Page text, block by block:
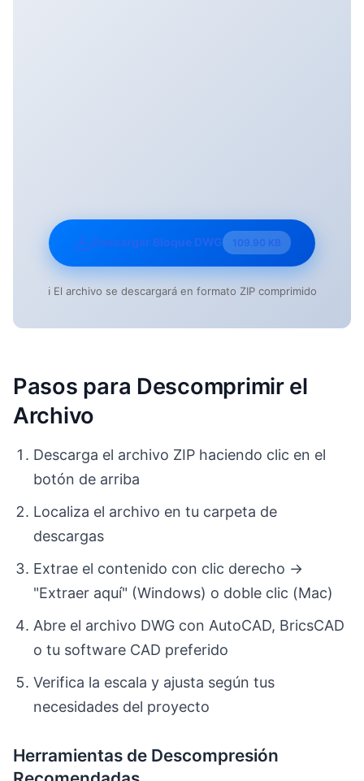
Descargar Bloque DWG 109.90 KB
ℹ️ El archivo se descargará en formato ZIP comprimido
Pasos para Descomprimir el
Archivo
Descarga el archivo ZIP haciendo clic en el
botón de arriba
Localiza el archivo en tu carpeta de
descargas
Extrae el contenido con clic derecho →
"Extraer aquí" (Windows) o doble clic (Mac)
Abre el archivo DWG con AutoCAD, BricsCAD
o tu software CAD preferido
Verifica la escala y ajusta según tus
necesidades del proyecto
Herramientas de Descompresión